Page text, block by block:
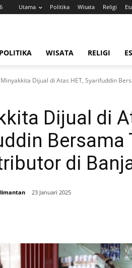
Utama Politika Wisata Religi
POLITIKA WISATA RELIGI
Minyakkita Dijual di Atas HET, Syarifuddin
Dijual di
Bersama
di
23 Januari 2025